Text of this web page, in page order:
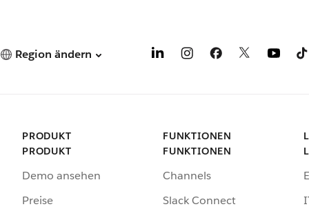
Region ändern
PRODUKT
PRODUKT
Demo ansehen
Preise
FUNKTIONEN
FUNKTIONEN
Channels
Slack Connect